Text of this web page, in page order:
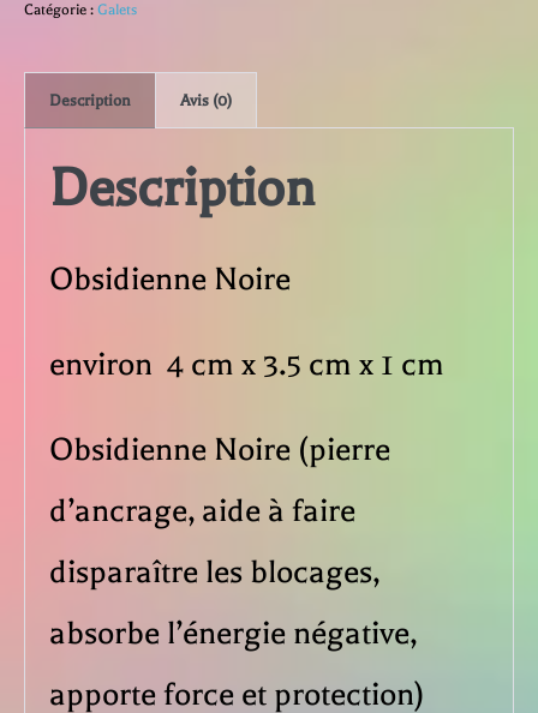
Galet
Obsidienne
Noire
Catégorie : Galets
Description Avis (0)
Description
Obsidienne Noire
environ 4 cm x 3.5 cm x 1 cm
Obsidienne Noire (pierre
d’ancrage, aide à faire
disparaître les blocages,
absorbe l’énergie négative,
apporte force et protection)